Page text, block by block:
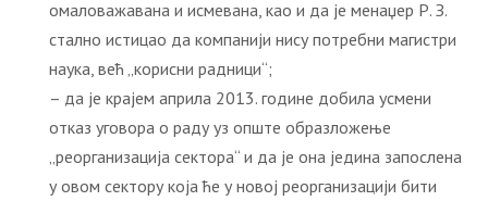
омаловажавана и исмевана, као и да је менаџер Р. З.
стално истицао да компанији нису потребни магистри
наука, већ „корисни радници“;
– да је крајем априла 2013. године добила усмени
отказ уговора о раду уз опште образложење
„реорганизација сектора“ и да је она једина запослена
у овом сектору која ће у новој реорганизацији бити